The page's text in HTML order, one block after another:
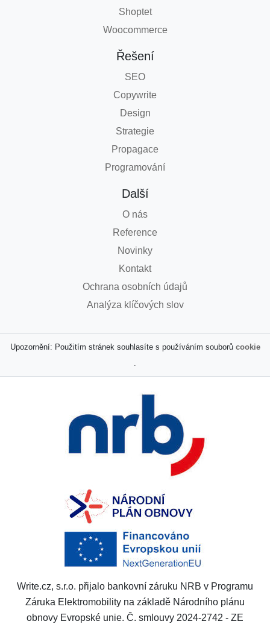
Shoptet
Woocommerce
Řešení
SEO
Copywrite
Design
Strategie
Propagace
Programování
Další
O nás
Reference
Novinky
Kontakt
Ochrana osobních údajů
Analýza klíčových slov
Upozornění: Použitím stránek souhlasíte s používáním souborů cookie
.
Write.cz, s.r.o. přijalo bankovní záruku NRB v Programu
Záruka Elektromobility na základě Národního plánu
obnovy Evropské unie. Č. smlouvy 2024-2742 - ZE